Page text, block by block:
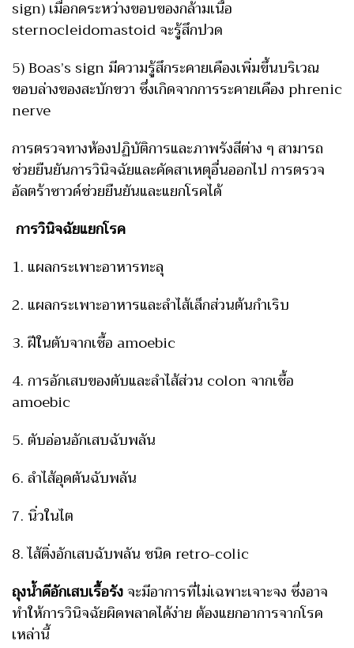
sign) เมื่อกดระหว่างขอบของกล้ามเนื้อ
sternocleidomastoid จะรู้สึกปวด
5) Boas’s sign มีความรู้สึกระคายเคืองเพิ่มขึ้นบริเวณ
ขอบล่างของสะบักขวา ซึ่งเกิดจากการระคายเคือง phrenic
nerve
การตรวจทางห้องปฏิบัติการและภาพรังสีต่าง ๆ สามารถ
ช่วยยืนยันการวินิจฉัยและคัดสาเหตุอื่นออกไป การตรวจ
อัลตร้าซาวด์ช่วยยืนยันและแยกโรคได้
การวินิจฉัยแยกโรค
1. แผลกระเพาะอาหารทะลุ
2. แผลกระเพาะอาหารและลำไส้เล็กส่วนต้นกำเริบ
3. ฝีในตับจากเชื้อ amoebic
4. การอักเสบของตับและลำไส้ส่วน colon จากเชื้อ
amoebic
5. ตับอ่อนอักเสบฉับพลัน
6. ลำไส้อุดตันฉับพลัน
7. นิ่วในไต
8. ไส้ติ่งอักเสบฉับพลัน ชนิด retro-colic
ถุงน้ำดีอักเสบเรื้อรังจะมีอาการที่ไม่เฉพาะเจาะจง ซึ่งอาจ
ทำให้การวินิจฉัยผิดพลาดได้ง่าย ต้องแยกอาการจากโรค
เหล่านี้